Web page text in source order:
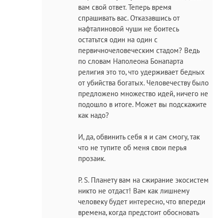
вам свой ответ. Теперь время
спрашивать вас. Отказавшись от
нафталиновой чуши не боитесь
остатьтся один на один с
первичночеловеческим стадом? Ведь
по словам Наполеона Бонапарта
религия это то, что удерживает бедных
от убийства богатых. Человечеству было
предложено множество идей, ничего не
подошло в итоге. Может вы подскажите
как надо?
И, да, обвинить себя я и сам смогу, так
что не тупите об меня свои перья
прозаик.
P. S. Планету вам на сжирание экосистем
никто не отдаст! Вам как лишнему
человеку будет интересно, что впереди
времена, когда предстоит обосновать